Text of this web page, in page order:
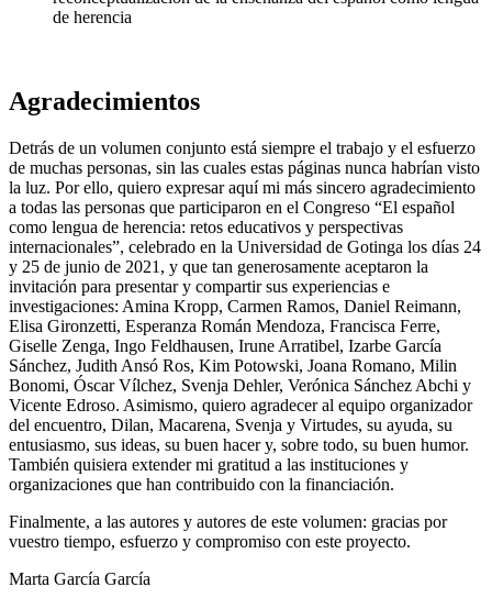
de herencia
Agradecimientos
Detrás de un volumen conjunto está siempre el trabajo y el esfuerzo
de muchas personas, sin las cuales estas páginas nunca habrían visto
la luz. Por ello, quiero expresar aquí mi más sincero agradecimiento
a todas las personas que participaron en el Congreso “El español
como lengua de herencia: retos educativos y perspectivas
internacionales”, celebrado en la Universidad de Gotinga los días 24
y 25 de junio de 2021, y que tan generosamente aceptaron la
invitación para presentar y compartir sus experiencias e
investigaciones: Amina Kropp, Carmen Ramos, Daniel Reimann,
Elisa Gironzetti, Esperanza Román Mendoza, Francisca Ferre,
Giselle Zenga, Ingo Feldhausen, Irune Arratibel, Izarbe García
Sánchez, Judith Ansó Ros, Kim Potowski, Joana Romano, Milin
Bonomi, Óscar Vílchez, Svenja Dehler, Verónica Sánchez Abchi y
Vicente Edroso. Asimismo, quiero agradecer al equipo organizador
del encuentro, Dilan, Macarena, Svenja y Virtudes, su ayuda, su
entusiasmo, sus ideas, su buen hacer y, sobre todo, su buen humor.
También quisiera extender mi gratitud a las instituciones y
organizaciones que han contribuido con la financiación.
Finalmente, a las autores y autores de este volumen: gracias por
vuestro tiempo, esfuerzo y compromiso con este proyecto.
Marta García García